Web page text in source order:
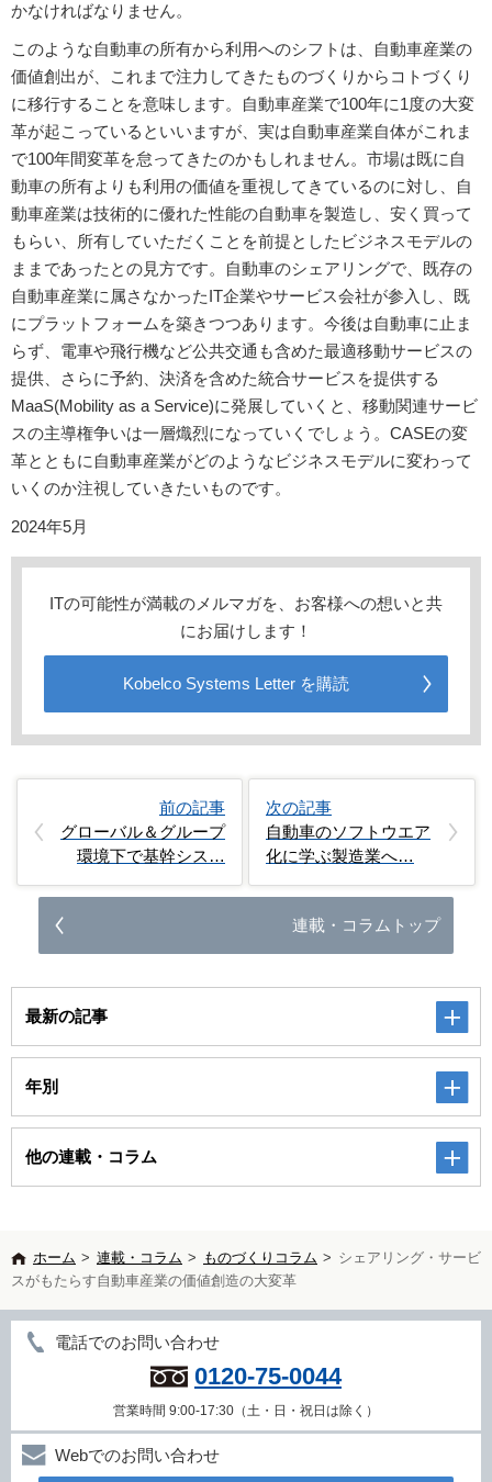
かなければなりません。
このような自動車の所有から利用へのシフトは、自動車産業の
価値創出が、これまで注力してきたものづくりからコトづくり
に移行することを意味します。自動車産業で100年に1度の大変
革が起こっているといいますが、実は自動車産業自体がこれま
で100年間変革を怠ってきたのかもしれません。市場は既に自
動車の所有よりも利用の価値を重視してきているのに対し、自
動車産業は技術的に優れた性能の自動車を製造し、安く買って
もらい、所有していただくことを前提としたビジネスモデルの
ままであったとの見方です。自動車のシェアリングで、既存の
自動車産業に属さなかったIT企業やサービス会社が参入し、既
にプラットフォームを築きつつあります。今後は自動車に止ま
らず、電車や飛行機など公共交通も含めた最適移動サービスの
提供、さらに予約、決済を含めた統合サービスを提供する
MaaS(Mobility as a Service)に発展していくと、移動関連サービ
スの主導権争いは一層熾烈になっていくでしょう。CASEの変
革とともに自動車産業がどのようなビジネスモデルに変わって
いくのか注視していきたいものです。
2024年5月
ITの可能性が満載のメルマガを、お客様への想いと共
にお届けします！
Kobelco Systems Letter を購読
前の記事
グローバル＆グループ
環境下で基幹シス…
次の記事
自動車のソフトウエア
化に学ぶ製造業へ…
連載・コラムトップ
最新の記事
年別
他の連載・コラム
ホーム > 連載・コラム > ものづくりコラム > シェアリング・サービ
スがもたらす自動車産業の価値創造の大変革
電話でのお問い合わせ
0120-75-0044
営業時間 9:00-17:30（土・日・祝日は除く）
Webでのお問い合わせ